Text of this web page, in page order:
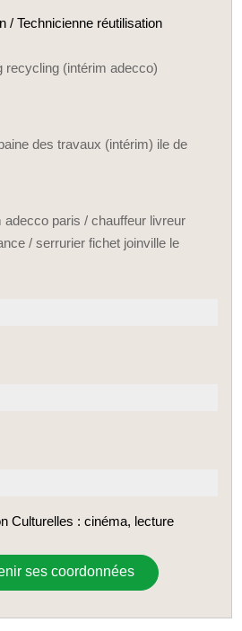
/ Technicienne réutilisation
recycling (intérim adecco)
des travaux (intérim) ile de
adecco paris / chauffeur livreur
/ serrurier fichet joinville le
Culturelles : cinéma, lecture
ses coordonnées